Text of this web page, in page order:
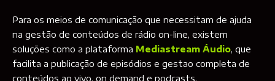
Para os meios de comunicação que necessitam de ajuda
na gestão de conteúdos de rádio on-line, existem
soluções como a plataforma Mediastream Áudio, que
facilita a publicação de episódios e gestao completa de
conteúdos ao vivo, on demand e podcasts,